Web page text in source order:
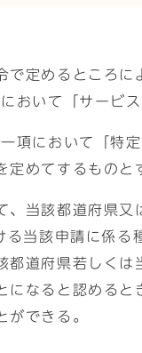
定めるところに
おいて「サービ
項において「特
めてするものと
当該都道府県
当該申請に係る
道府県若しく
なると認める
できる。